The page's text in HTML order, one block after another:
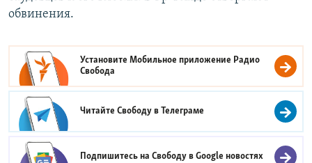
обвинения.
Установите Мобильное приложение Радио
Свобода
Читайте Свободу вТелеграме
Подпишитесь на Свободу вGoogle новостях